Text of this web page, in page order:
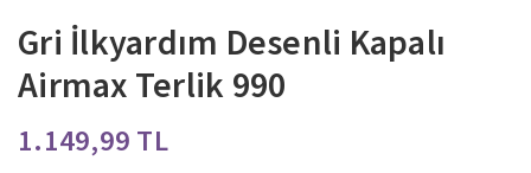
Gri İlkyardım Desenli Kapalı
Airmax Terlik 990
TL